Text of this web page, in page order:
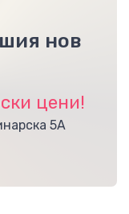
нов
цени!
5А